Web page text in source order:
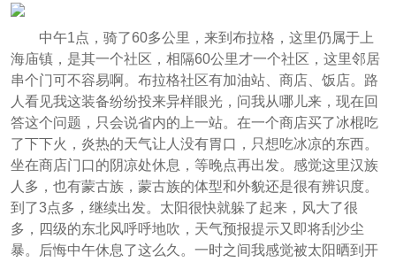
中午1点，骑了60多公里，来到布拉格，这里仍属于上
海庙镇，是其一个社区，相隔60公里才一个社区，这里邻居
串个门可不容易啊。布拉格社区有加油站、商店、饭店。路
人看见我这装备纷纷投来异样眼光，问我从哪儿来，现在回
答这个问题，只会说省内的上一站。在一个商店买了冰棍吃
了下下火，炎热的天气让人没有胃口，只想吃冰凉的东西。
坐在商店门口的阴凉处休息，等晚点再出发。感觉这里汉族
人多，也有蒙古族，蒙古族的体型和外貌还是很有辨识度。
到了3点多，继续出发。太阳很快就躲了起来，风大了很
多，四级的东北风呼呼地吹，天气预报提示又即将刮沙尘
暴。后悔中午休息了这么久。一时之间我感觉被太阳晒到开